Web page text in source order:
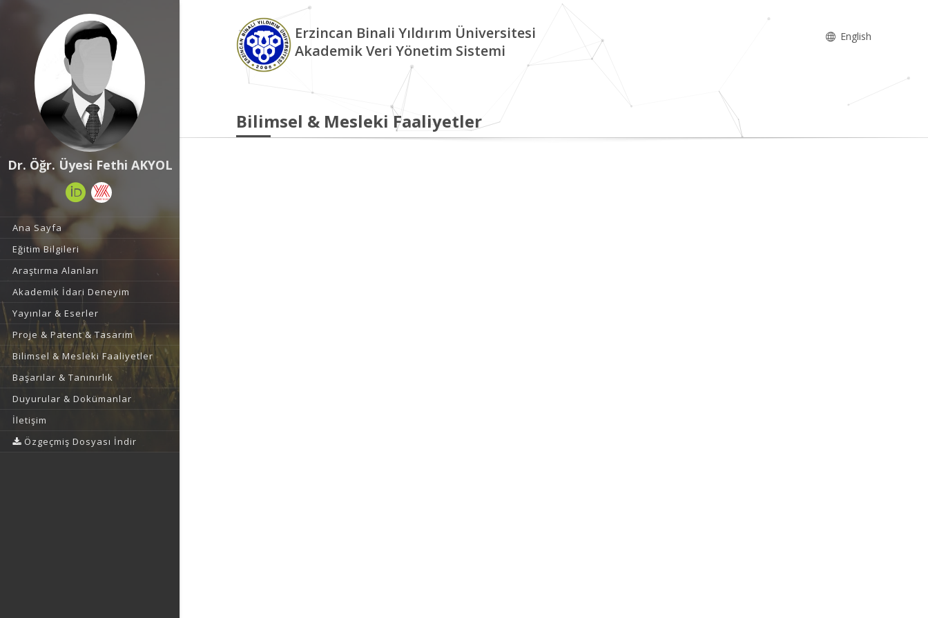
Dr. Öğr. Üyesi Fethi AKYOL
Ana Sayfa
Eğitim Bilgileri
Araştırma Alanları
Akademik İdari Deneyim
Yayınlar & Eserler
Proje & Patent & Tasarım
Bilimsel & Mesleki Faaliyetler
Başarılar & Tanınırlık
Duyurular & Dokümanlar
İletişim
Özgeçmiş Dosyası İndir
Erzincan Binali Yıldırım Üniversitesi
Akademik Veri Yönetim Sistemi
English
Bilimsel & Mesleki Faaliyetler